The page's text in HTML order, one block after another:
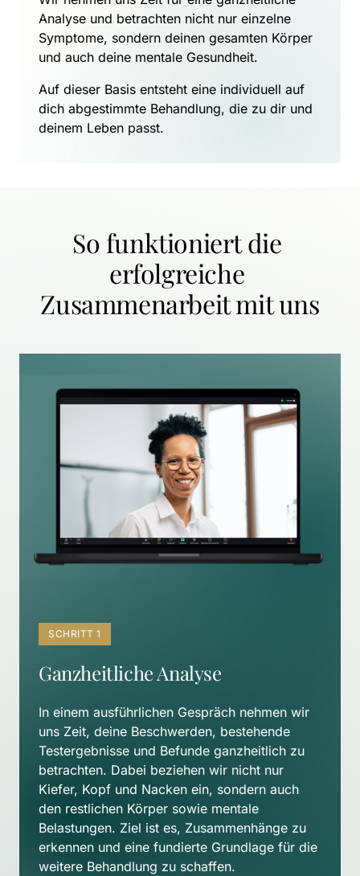
Analyse und betrachten nicht nur einzelne
Symptome, sondern deinen gesamten Körper
und auch deine mentale Gesundheit.
Auf dieser Basis entsteht eine individuell auf
dich abgestimmte Behandlung, die zu dir und
deinem Leben passt.
So funktioniert die
erfolgreiche
Zusammenarbeit mit uns
SCHRITT 1
Ganzheitliche Analyse
In einem ausführlichen Gespräch nehmen wir
uns Zeit, deine Beschwerden, bestehende
Testergebnisse und Befunde ganzheitlich zu
betrachten. Dabei beziehen wir nicht nur
Kiefer, Kopf und Nacken ein, sondern auch
den restlichen Körper sowie mentale
Belastungen. Ziel ist es, Zusammenhänge zu
erkennen und eine fundierte Grundlage für die
weitere Behandlung zu schaffen.